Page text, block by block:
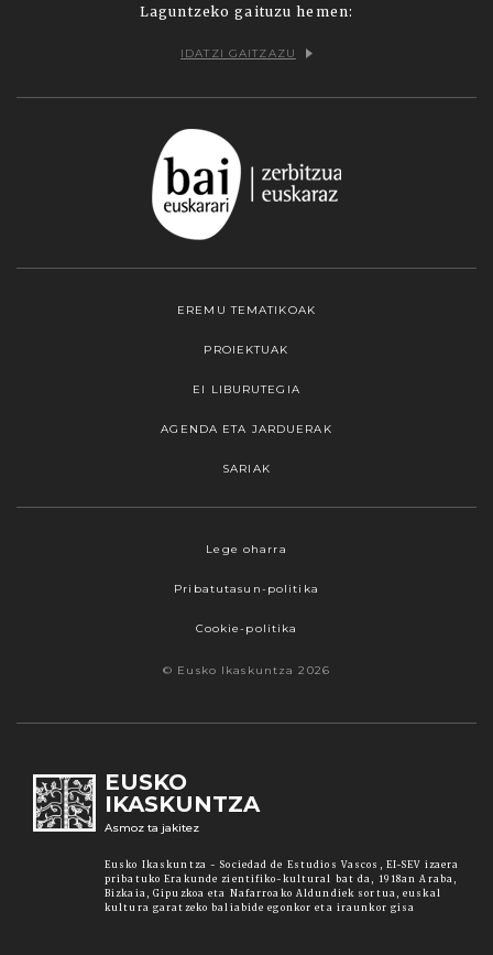
Laguntzeko gaituzu hemen:
IDATZI GAITZAZU
EREMU TEMATIKOAK
PROIEKTUAK
EI LIBURUTEGIA
AGENDA ETA JARDUERAK
SARIAK
Lege oharra
Pribatutasun-politika
Cookie-politika
© Eusko Ikaskuntza 2026
EUSKO
IKASKUNTZA
Asmoz ta jakitez
Eusko Ikaskuntza - Sociedad de Estudios Vascos, EI-SEV izaera
pribatuko Erakunde zientifiko-kultural bat da, 1918an Araba,
Bizkaia, Gipuzkoa eta Nafarroako Aldundiek sortua, euskal
kultura garatzeko baliabide egonkor eta iraunkor gisa